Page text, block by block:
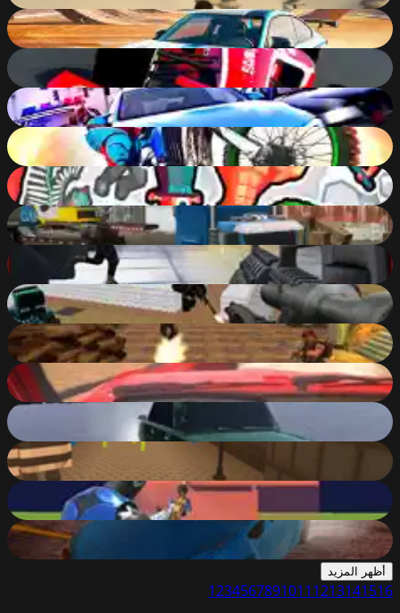
Stunt Multiplayer Arena
89%
Grand Nitro Formula
%
Racing Horizon
89%
Dirt Bike Racing Duel
%
Funny Shooter 2
89%
Real Cargo Truck Simulator
89%
Bullet Force Multiplayer
88
%
Pixel Wars of Hero
88%
Subway Clash 3D
88%
Ultimate Truck Driving Simulator 2020
88%
Lada Russian Car Drift
%
Kogama: Escape From Prison
%
1v1.LOL
88%
Ado Cars Drifter
88 %
أظهر المزيد
12345678910111213141516